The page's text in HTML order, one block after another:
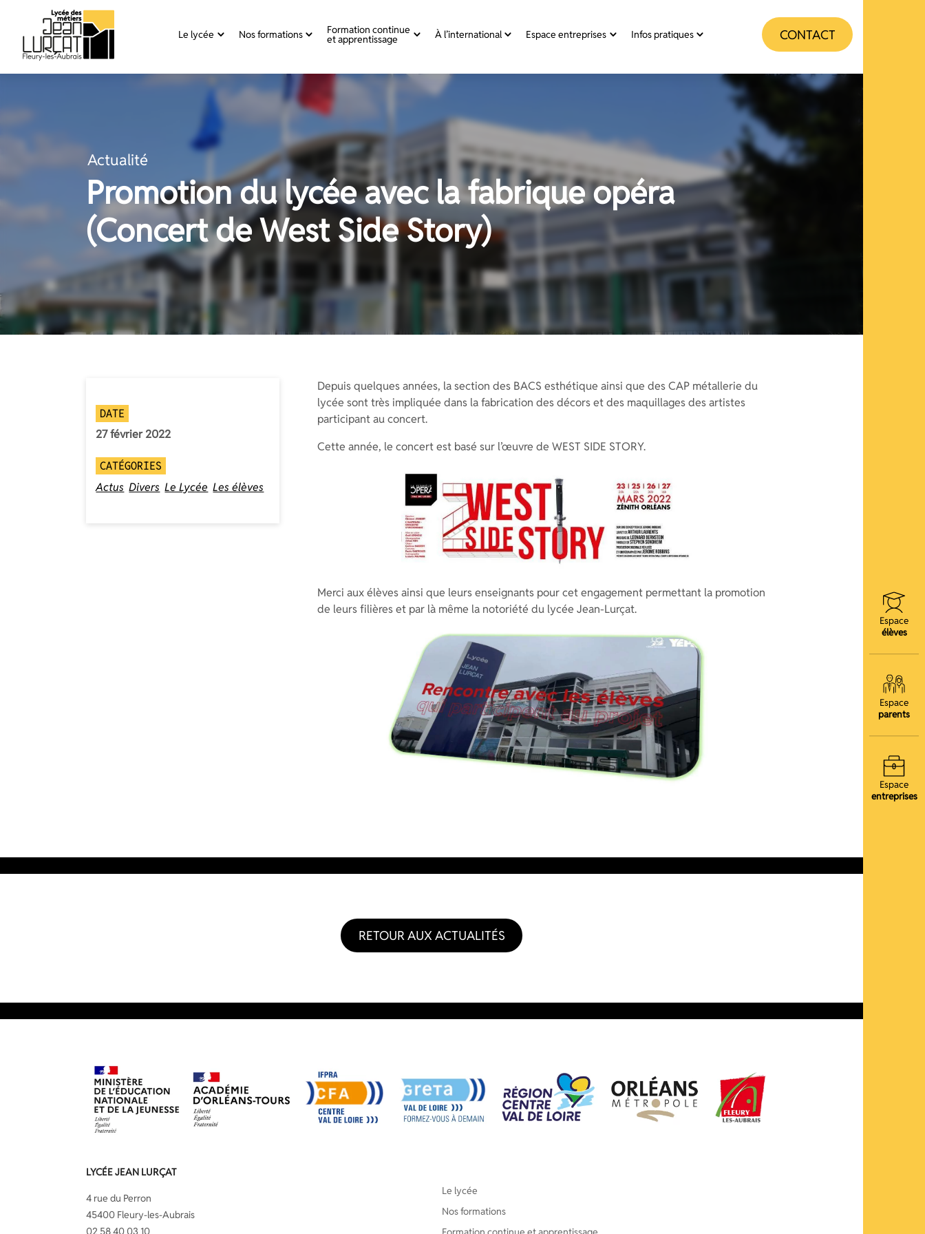
contenu
Le lycée Nos formations Formation continue
et apprentissage À l’international Espace entreprises Infos pratiques CONTACT
Espace
élèves
Espace
parents
Espace
entreprises
Actualité
Promotion du lycée avec la fabrique opéra
(Concert de West Side Story)
DATE
27 février 2022
CATÉGORIES
Actus Divers Le Lycée Les élèves
Depuis quelques années, la section des BACS esthétique ainsi que des CAP métallerie du
lycée sont très impliquée dans la fabrication des décors et des maquillages des artistes
participant au concert.
Cette année, le concert est basé sur l’œuvre de WEST SIDE STORY.
Merci aux élèves ainsi que leurs enseignants pour cet engagement permettant la promotion
de leurs filières et par là même la notoriété du lycée Jean-Lurçat.
RETOUR AUX ACTUALITÉS
LYCÉE JEAN LURÇAT
4 rue du Perron
45400 Fleury-les-Aubrais
Le lycée
Nos formations
Panneau de gestion des cookies